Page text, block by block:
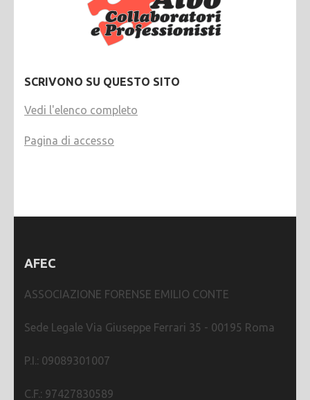
SCRIVONO SU QUESTO SITO
Vedi l'elenco completo
Pagina di accesso
AFEC
ASSOCIAZIONE FORENSE EMILIO CONTE
Sede Legale Via Giuseppe Ferrari 35 - 00195 Roma
P.I.: 09089301007
C.F.: 97427830589